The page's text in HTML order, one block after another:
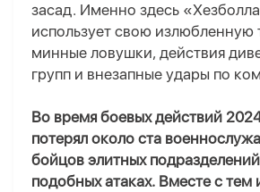
засад. Именно здесь
использует свою излюбленную
минные ловушки, действия
групп и внезапные удары по
Во время боевых действий
потерял около ста
бойцов элитных
подобных атаках. Вместе с тем